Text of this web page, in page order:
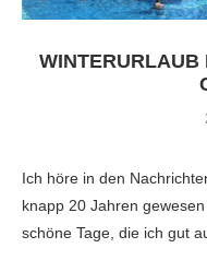
WINTERURLAUB
Ich höre in den
knapp 20 Jahren
schöne Tage, die ich gut